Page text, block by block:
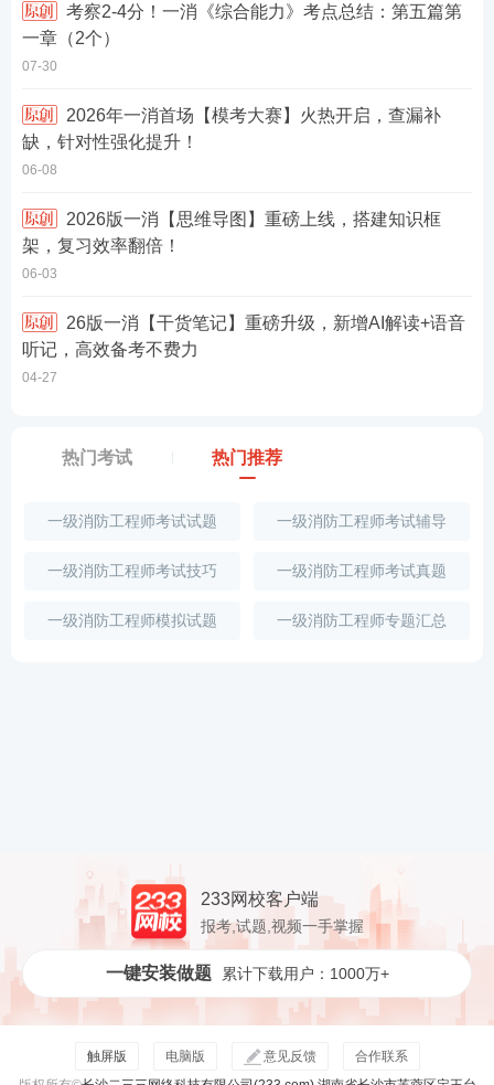
一章（2个）
07-30
缺，针对性强化提升！
06-08
架，复习效率翻倍！
06-03
听记，高效备考不费力
04-27
热门考试 热门推荐
一级消防工程师考试试题 一级消防工程师考试辅导
一级消防工程师考试技巧 一级消防工程师考试真题
一级消防工程师模拟试题 一级消防工程师专题汇总
233网校客户端
报考,试题,视频一手掌握
一键安装做题 累计下载用户：1000万+
触屏版 电脑版 意见反馈
合作联系